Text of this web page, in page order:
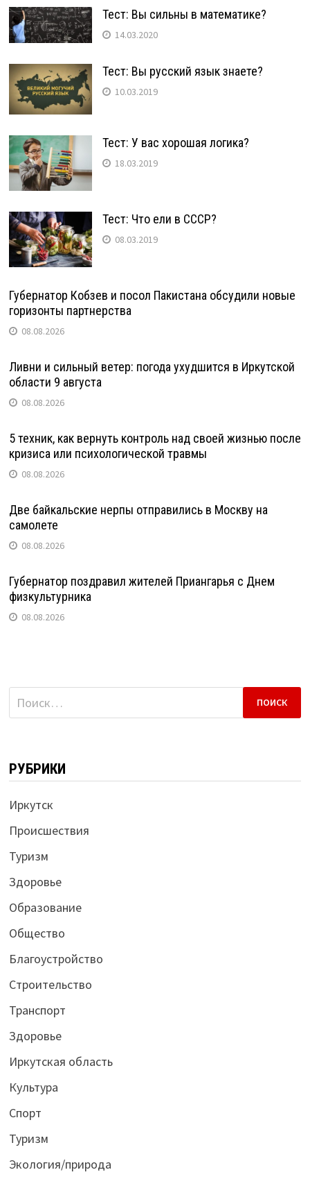
Тест: Вы сильны в математике?
14.03.2020
Тест: Вы русский язык знаете?
10.03.2019
Тест: У вас хорошая логика?
18.03.2019
Тест: Что ели в СССР?
08.03.2019
Губернатор Кобзев и посол Пакистана обсудили новые
горизонты партнерства
08.08.2026
Ливни и сильный ветер: погода ухудшится в Иркутской
области 9 августа
08.08.2026
5 техник, как вернуть контроль над своей жизнью после
кризиса или психологической травмы
08.08.2026
Две байкальские нерпы отправились в Москву на
самолете
08.08.2026
Губернатор поздравил жителей Приангарья с Днем
физкультурника
08.08.2026
Найти:
РУБРИКИ
Иркутск
Происшествия
Туризм
Здоровье
Образование
Общество
Благоустройство
Строительство
Транспорт
Здоровье
Иркутская область
Культура
Спорт
Туризм
Экология/природа